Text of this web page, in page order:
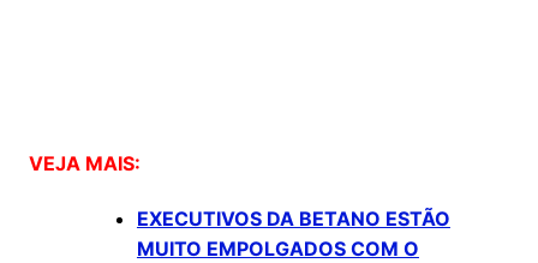
VEJA MAIS:
EXECUTIVOS DA BETANO ESTÃO
MUITO EMPOLGADOS COM O